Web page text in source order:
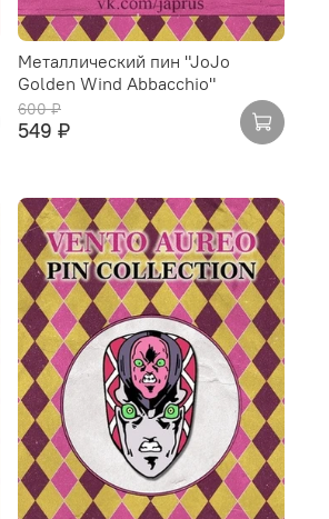
Металлический пин "JoJo
Golden Wind Abbacchio"
600 ₽
549 ₽